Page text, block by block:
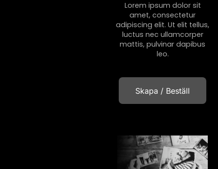
Lorem ipsum dolor sit
amet, consectetur
adipiscing elit. Ut elit tellus,
luctus nec ullamcorper
mattis, pulvinar dapibus
leo.
Skapa / Beställ